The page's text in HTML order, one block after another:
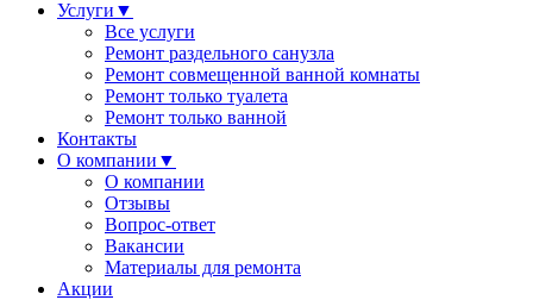
Услуги ▼
Все услуги
Ремонт раздельного санузла
Ремонт совмещенной ванной комнаты
Ремонт только туалета
Ремонт только ванной
Контакты
О компании ▼
О компании
Отзывы
Вопрос-ответ
Вакансии
Материалы для ремонта
Акции